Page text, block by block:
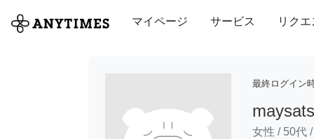
マイページ サービス リクエ
全て 修理・組立 家事 引っ越し
最終ログイン
女性 / 50代 /